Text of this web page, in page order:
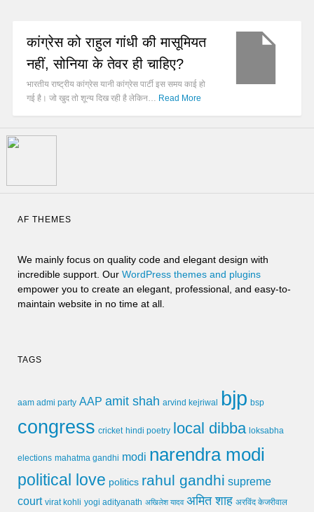
कांग्रेस को राहुल गांधी की मासूमियत
नहीं, सोनिया के तेवर ही चाहिए?
भारतीय राष्ट्रीय कांग्रेस यानी कांग्रेस पार्टी इस समय काई हो
गई है। जो खुद तो शून्य दिख रही है लेकिन… Read More
AF THEMES
We mainly focus on quality code and elegant design with
incredible support. Our WordPress themes and plugins
empower you to create an elegant, professional, and easy-to-
maintain website in no time at all.
TAGS
aam admi party AAP amit shah arvind kejriwal bjp bsp
congress cricket hindi poetry local dibba loksabha
elections mahatma gandhi modi narendra modi
political love politics rahul gandhi supreme
court virat kohli yogi adityanath अखिलेश यादव अमित शाह अरविंद केजरीवाल